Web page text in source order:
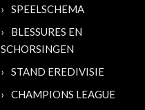
SPEELSCHEMA
BLESSURES EN
SCHORSINGEN
STAND EREDIVISIE
CHAMPIONS LEAGUE